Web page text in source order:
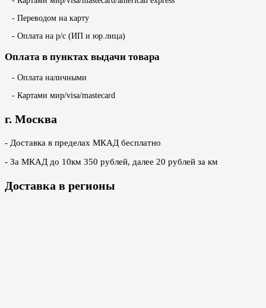
- Переводом на карту
- Оплата на р/с (ИП и юр.лица)
Оплата в пунктах выдачи товара
- Оплата наличными
- Картами мир/visa/mastecard
г. Москва
- Доставка в пределах МКАД бесплатно
- За МКАД до 10км 350 рублей, далее 20 рублей за км
Доставка в регионы